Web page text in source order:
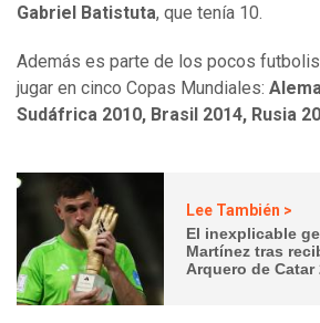
Gabriel Batistuta, que tenía 10.
Además es parte de los pocos
jugar en cinco Copas Mundiales:
Sudáfrica 2010, Brasil 2014, Rusia
Lee También >
El inexplicable
Martínez tras
Arquero de Catar